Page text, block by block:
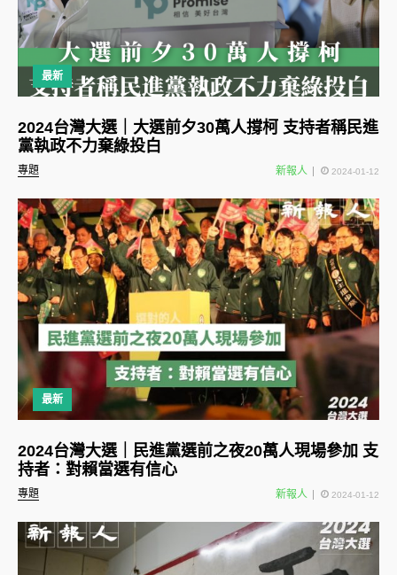
最新
專題
2024台灣大選｜大選前夕30萬人撐柯 支持者稱民進
黨執政不力棄綠投白
新報人 2024-01-12
最新
專題
2024台灣大選｜民進黨選前之夜20萬人現場參加 支
持者：對賴當選有信心
新報人 2024-01-12